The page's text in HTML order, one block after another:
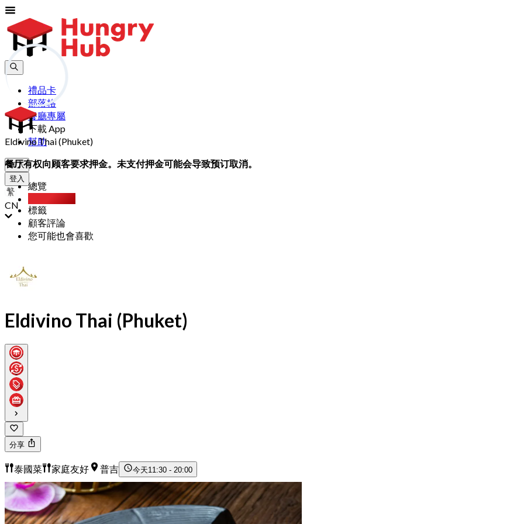
禮品卡
部落格
餐廳專屬
下載 App
幫助
加入
登入
CN
Eldivino Thai (Phuket)
餐厅有权向顾客要求押金。未支付押金可能会导致预订取消。
總覽
標籤
顧客評論
您可能也會喜歡
Eldivino Thai (Phuket)
分享
泰國菜 家庭友好 普吉 今天11:30 - 20:00